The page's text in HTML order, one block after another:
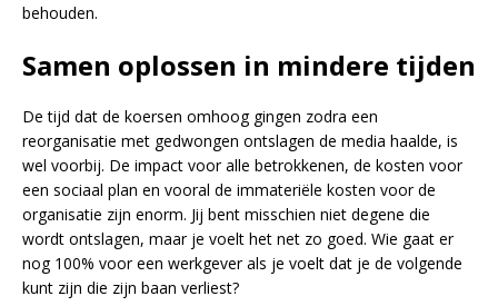
behouden.
Samen oplossen in mindere tijden
De tijd dat de koersen omhoog gingen zodra een
reorganisatie met gedwongen ontslagen de media haalde, is
wel voorbij. De impact voor alle betrokkenen, de kosten voor
een sociaal plan en vooral de immateriële kosten voor de
organisatie zijn enorm. Jij bent misschien niet degene die
wordt ontslagen, maar je voelt het net zo goed. Wie gaat er
nog 100% voor een werkgever als je voelt dat je de volgende
kunt zijn die zijn baan verliest?